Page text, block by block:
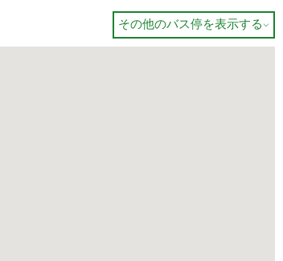
その他のバス停を表示する 